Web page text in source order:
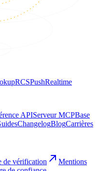
RCSPushRealtime
APIServeur MCPBase
ChangelogBlogCarrières
de vérification
Mentions